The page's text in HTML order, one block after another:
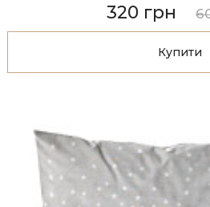
320 грн
Купити